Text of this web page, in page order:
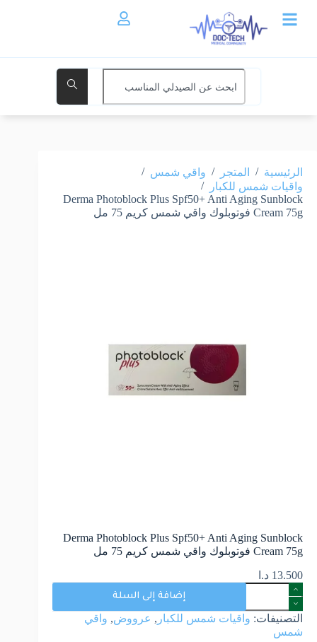
الرئيسية / المتجر / واقي شمس /
واقيات شمس للكبار
/
Derma Photoblock Plus Spf50+ Anti Aging Sunblock
Cream 75g فوتوبلوك واقي شمس كريم 75 مل
Derma Photoblock Plus Spf50+ Anti Aging Sunblock
Cream 75g فوتوبلوك واقي شمس كريم 75 مل
13.500 د.ا
إضافة إلى السلة
التصنيفات: واقيات شمس للكبار , عرووض, واقي
شمس